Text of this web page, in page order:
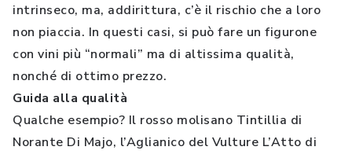
intrinseco, ma, addirittura, c’è il rischio che a loro
non piaccia. In questi casi, si può fare un figurone
con vini più “normali” ma di altissima qualità,
nonché di ottimo prezzo.
Guida alla qualità
Qualche esempio? Il rosso molisano Tintillia di
Norante Di Majo, l’Aglianico del Vulture L’Atto di